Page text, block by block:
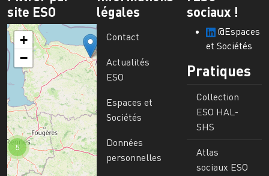
site ESO
5
+
−
légales
Contact
Actualités
ESO
Espaces et
Sociétés
Données
personnelles
sociaux !
@Espaces
et Sociétés
Pratiques
Collection
ESO HAL-
SHS
Atlas
sociaux ESO